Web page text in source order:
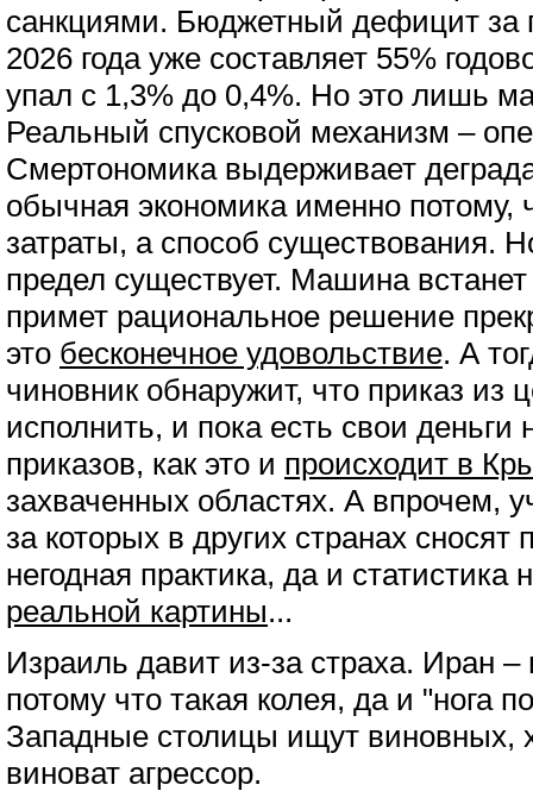
санкциями. Бюджетный дефицит за
2026 года уже составляет 55%
упал с 1,3% до 0,4%. Но это лишь
Реальный спусковой механизм –
Смертономика выдерживает
обычная экономика именно потому,
затраты, а способ существования.
предел существует. Машина встанет
примет рациональное решение
это бесконечное удовольствие. А
чиновник обнаружит, что приказ из
исполнить, и пока есть свои
приказов, как это и происходит в
захваченных областях. А впрочем,
за которых в других странах сносят
негодная практика, да и статистика
реальной картины...
Израиль давит из-за страха. Иран
потому что такая колея, да и "нога
Западные столицы ищут виновных,
виноват агрессор.